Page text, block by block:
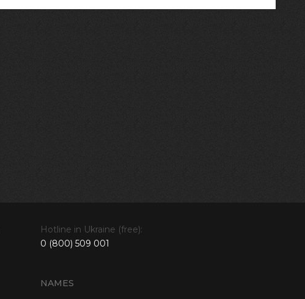
NAMES
Hotline in Ukraine (free):
0 (800) 509 001